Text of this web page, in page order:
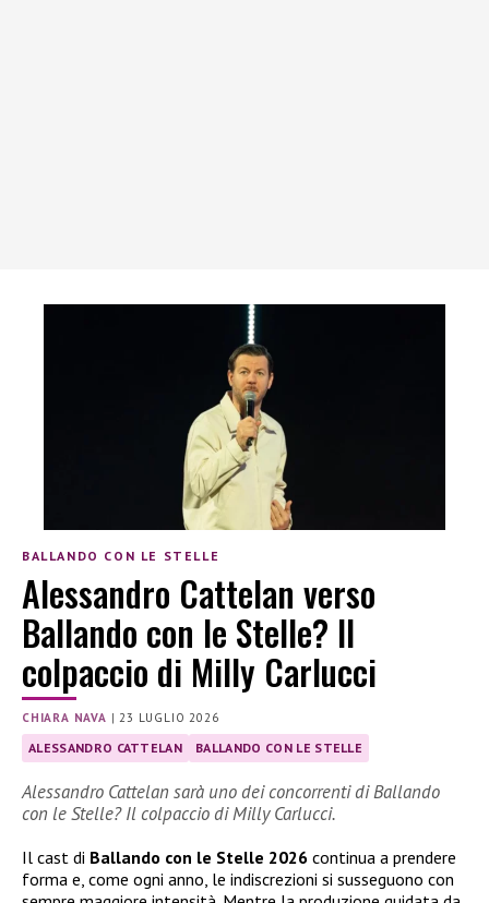
BALLANDO CON LE STELLE
Alessandro Cattelan verso
Ballando con le Stelle? Il
colpaccio di Milly Carlucci
CHIARA NAVA |23 LUGLIO 2026
ALESSANDRO CATTELAN BALLANDO CON LE STELLE
Alessandro Cattelan sarà uno dei concorrenti di Ballando
con le Stelle? Il colpaccio di Milly Carlucci.
Il cast di Ballando con le Stelle 2026 continua a prendere
forma e, come ogni anno, le indiscrezioni si susseguono con